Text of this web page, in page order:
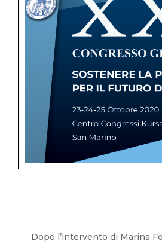
Dopo l’intervento di Marina